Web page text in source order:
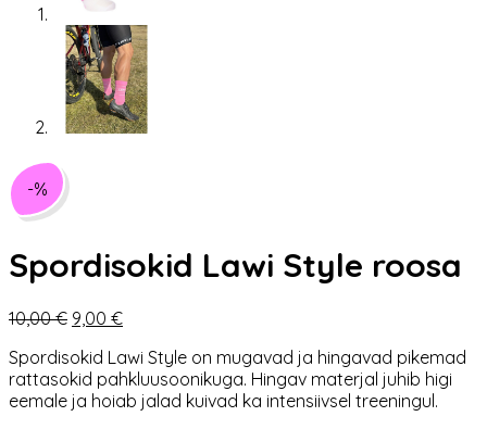
-%
Spordisokid Lawi Style roosa
10,00€ Algne
oli:
10,00 €.
9,00 €Praegune
on:
9,00 €.
Spordisokid Lawi Style on mugavad ja hingavad pikemad
rattasokid pahkluusoonikuga. Hingav materjal juhib higi
eemale ja hoiab jalad kuivad ka intensiivsel treeningul.